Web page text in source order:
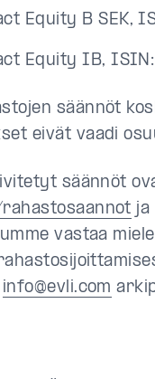
Equity B SEK,
Equity IB,
säännöt
eivät vaadi
säännöt
ja
vastaa
info@evli.com